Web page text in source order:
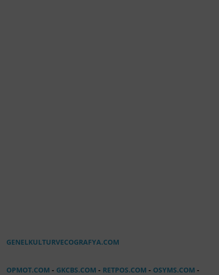
GENELKULTURVECOGRAFYA.COM
OPMOT.COM - GKCBS.COM - RETPOS.COM - OSYMS.COM-